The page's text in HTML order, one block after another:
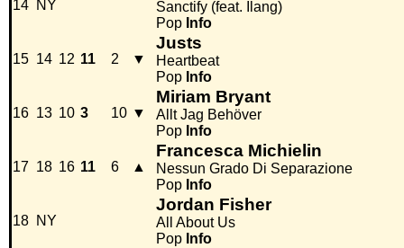
14 NY
Sanctify (feat. Ilang)
Pop Info
15 14 12 11 2 ▼
Justs
Heartbeat
Pop Info
16 13 10 3 10 ▼
Miriam Bryant
Allt Jag Behöver
Pop Info
17 18 16 11 6 ▲
Francesca Michielin
Nessun Grado Di Separazione
Pop Info
18 NY
Jordan Fisher
All About Us
Pop Info